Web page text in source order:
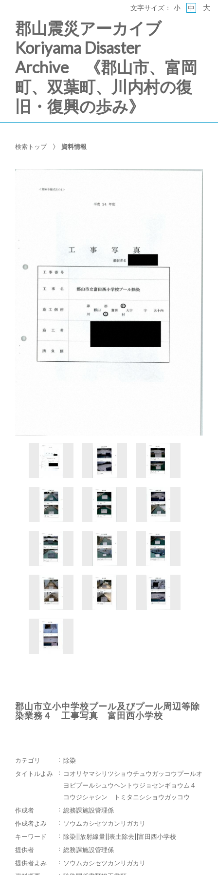
郡山震災アーカイブ
Koriyama Disaster
Archive 《郡山市、富岡
町、双葉町、川内村の復
旧・復興の歩み》
文字サイズ： 小 中 大
検索トップ 資料情報
郡山市立小中学校プール及びプール周辺等除
染業務４ 工事写真 富田西小学校
カテゴリ
除染
タイトルよみ
コオリヤマシリツショウチュウガッコウプールオ
ヨビプールシュウヘントウジョセンギョウム４
コウジシャシン トミタニシショウガッコウ
作成者
総務課施設管理係
作成者よみ
ソウムカシセツカンリガカリ
キーワード
除染||放射線量||表土除去||富田西小学校
提供者
総務課施設管理係
提供者よみ
ソウムカシセツカンリガカリ